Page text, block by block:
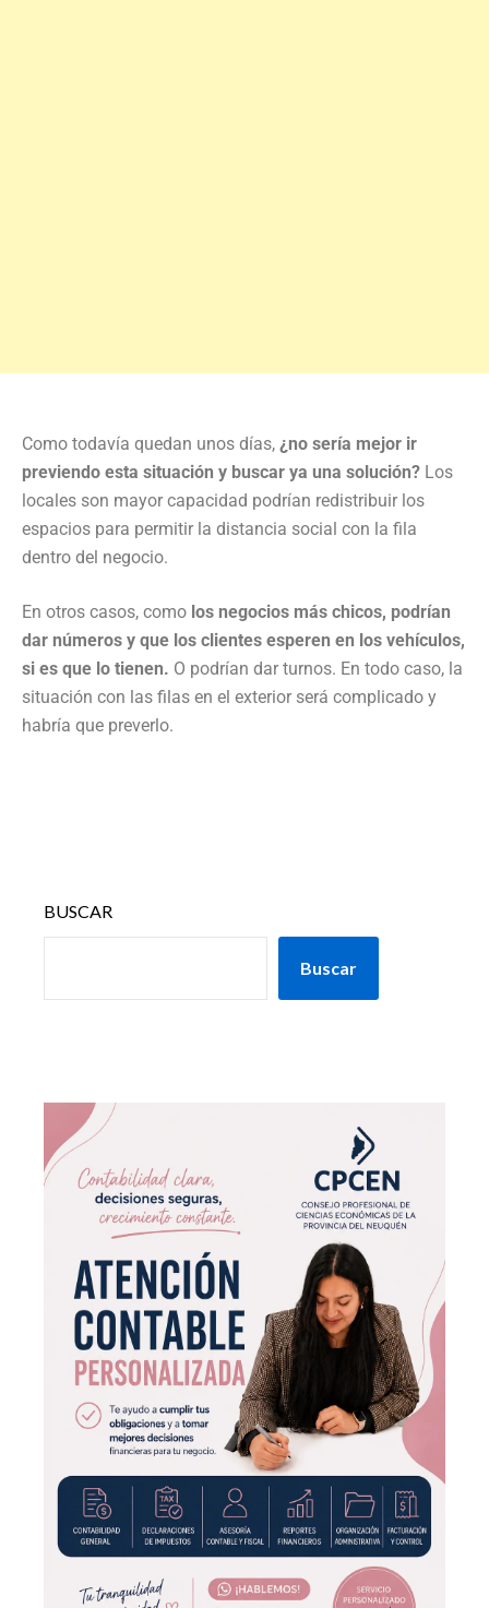
Como todavía quedan unos días, ¿no sería mejor ir
previendo esta situación y buscar ya una solución? Los
locales son mayor capacidad podrían redistribuir los
espacios para permitir la distancia social con la fila
dentro del negocio.
En otros casos, como los negocios más chicos, podrían
dar números y que los clientes esperen en los vehículos,
si es que lo tienen. O podrían dar turnos. En todo caso, la
situación con las filas en el exterior será complicado y
habría que preverlo.
BUSCAR
Buscar